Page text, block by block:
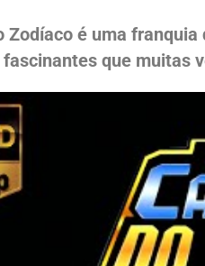
Zodíaco é uma
que muitas